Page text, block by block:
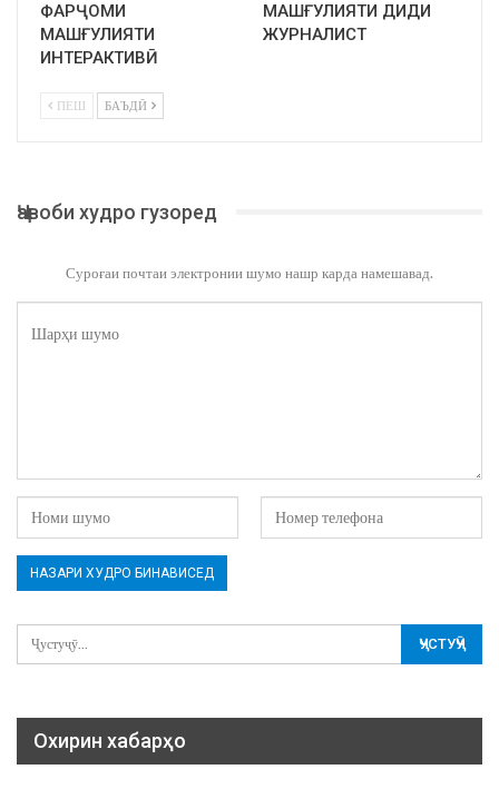
ФАРҶОМИ
МАШҒУЛИЯТИ
ИНТЕРАКТИВӢ
МАШҒУЛИЯТИ ДИДИ
ЖУРНАЛИСТ
ПЕШ БАЪДӢ
Ҷавоби худро гузоред
Суроғаи почтаи электронии шумо нашр карда намешавад.
Охирин хабарҳо